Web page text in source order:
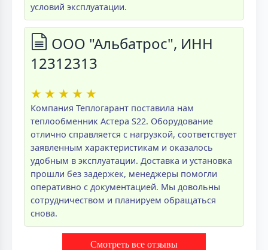
условий эксплуатации.
ООО "Альбатрос", ИНН
12312313
★ ★ ★ ★ ★
Компания Теплогарант поставила нам
теплообменник Астера S22. Оборудование
отлично справляется с нагрузкой, соответствует
заявленным характеристикам и оказалось
удобным в эксплуатации. Доставка и установка
прошли без задержек, менеджеры помогли
оперативно с документацией. Мы довольны
сотрудничеством и планируем обращаться
снова.
Смотреть все отзывы